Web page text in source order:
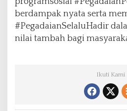
berdampak nyata serta
#PegadaianSelaluHadir
nilai tambah bagi
Ikuti Kami